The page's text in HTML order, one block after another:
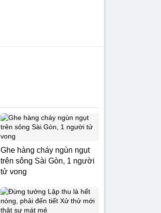
Ghe hàng cháy ngùn ngụt
trên sông Sài Gòn, 1 người
tử vong